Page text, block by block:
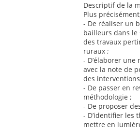
Descriptif de la
Plus
- De réaliser un
bailleurs dans
des travaux
ruraux ;
- D’élaborer une
avec la note de
des
- De passer en
méthodologie ;
- De proposer
- D’identifier les
mettre en